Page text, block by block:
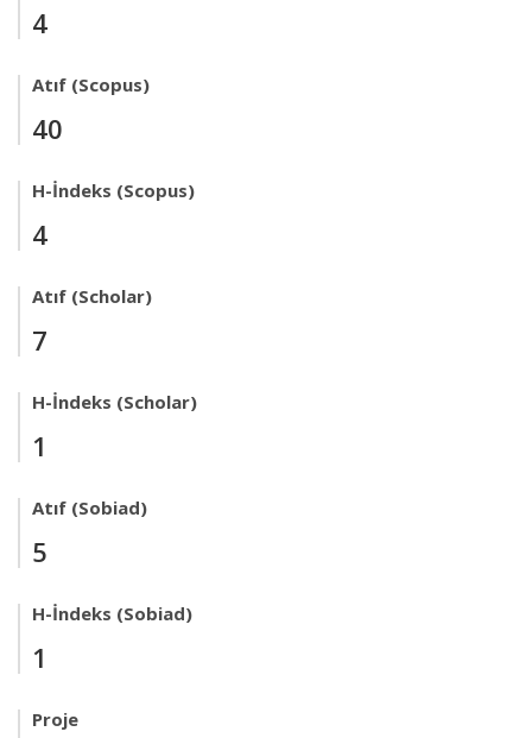
4
Atıf (Scopus)
40
H-İndeks (Scopus)
4
Atıf (Scholar)
7
H-İndeks (Scholar)
1
Atıf (Sobiad)
5
H-İndeks (Sobiad)
1
Proje